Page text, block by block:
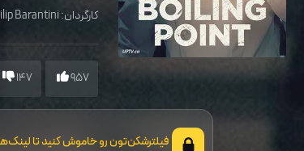
کارگردان:Barantini
957
147
فیلترشکن‌تون رو خاموش کنید تا